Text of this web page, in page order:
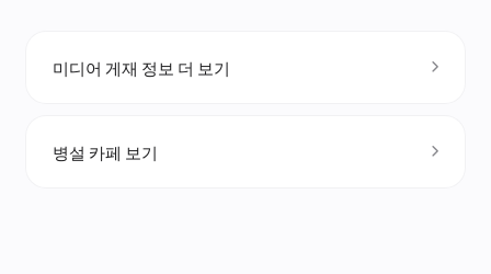
미디어 게재 정보 더 보기
병설 카페 보기